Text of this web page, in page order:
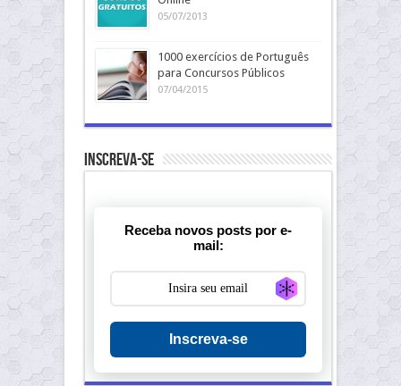
05/07/2013
1000 exercícios de Português
para Concursos Públicos
07/04/2015
Inscreva-se
Receba novos posts por e-
mail:
Generate new
Inscreva-se